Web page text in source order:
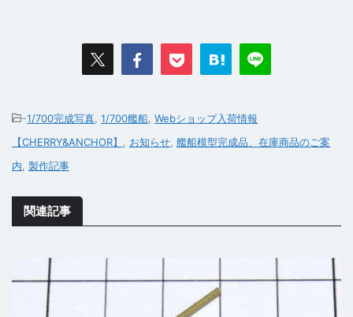
-1/700完成写真 1/700艦船 Webショップ入荷情報
【CHERRY&ANCHOR】
お知らせ 艦船模型完成品、在庫商品のご案
内 製作記事
関連記事